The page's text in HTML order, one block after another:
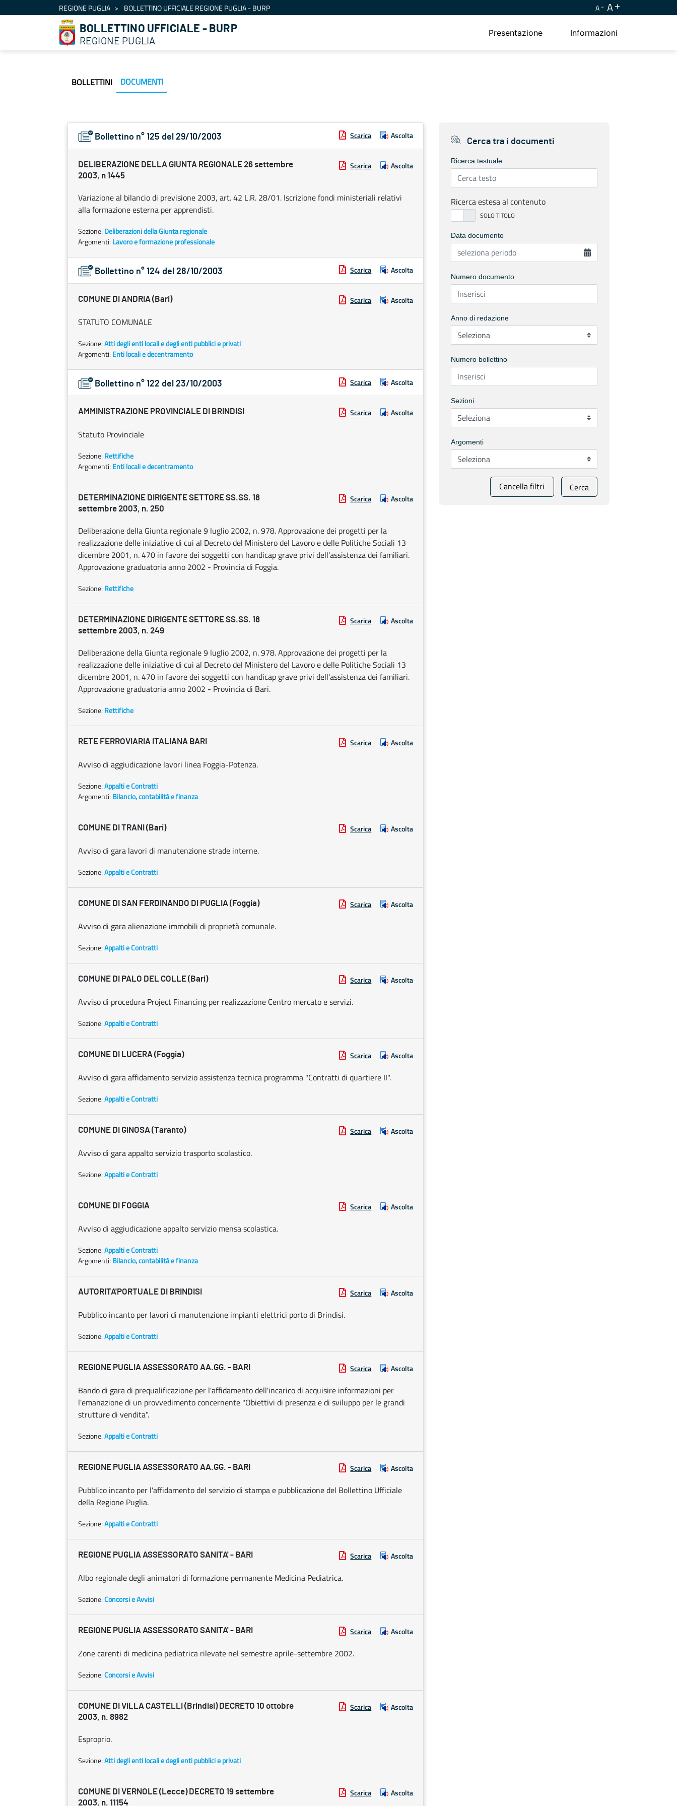
Salta al contenutoREGIONE PUGLIA BOLLETTINO UFFICIALE REGIONE PUGLIA - BURP A A
BOLLETTINO UFFICIALE - BURP
REGIONE PUGLIA
Presentazione Informazioni
BOLLETTINI DOCUMENTI
Bollettino n° 125 del 29/10/2003 Scarica Ascolta
DELIBERAZIONE DELLA GIUNTA REGIONALE 26 settembre
2003, n 1445
Scarica Ascolta
Variazione al bilancio di previsione 2003, art. 42 L.R. 28/01. Iscrizione fondi ministeriali relativi
alla formazione esterna per apprendisti.
Sezione: Deliberazioni della Giunta regionale
Argomenti: Lavoro e formazione professionale
Bollettino n° 124 del 28/10/2003 Scarica Ascolta
COMUNE DI ANDRIA (Bari) Scarica Ascolta
STATUTO COMUNALE
Sezione:Atti degli enti locali e degli enti pubblici e privati
Argomenti: Enti locali e decentramento
Bollettino n° 122 del 23/10/2003 Scarica Ascolta
AMMINISTRAZIONE PROVINCIALE DI BRINDISI Scarica Ascolta
Statuto Provinciale
Sezione: Rettifiche
Argomenti: Enti locali e decentramento
DETERMINAZIONE DIRIGENTE SETTORE SS.SS. 18
settembre 2003, n. 250
Scarica Ascolta
Deliberazione della Giunta regionale 9 luglio 2002, n. 978. Approvazione dei progetti per la
realizzazione delle iniziative di cui al Decreto del Ministero del Lavoro e delle Politiche Sociali 13
dicembre 2001, n. 470 in favore dei soggetti con handicap grave privi dell'assistenza dei familiari.
Approvazione graduatoria anno 2002 - Provincia di Foggia.
Sezione: Rettifiche
DETERMINAZIONE DIRIGENTE SETTORE SS.SS. 18
settembre 2003, n. 249
Scarica Ascolta
Deliberazione della Giunta regionale 9 luglio 2002, n. 978. Approvazione dei progetti per la
realizzazione delle iniziative di cui al Decreto del Ministero del Lavoro e delle Politiche Sociali 13
dicembre 2001, n. 470 in favore dei soggetti con handicap grave privi dell'assistenza dei familiari.
Approvazione graduatoria anno 2002 - Provincia di Bari.
Sezione: Rettifiche
RETE FERROVIARIA ITALIANA BARI Scarica Ascolta
Avviso di aggiudicazione lavori linea Foggia-Potenza.
Sezione:Appalti e Contratti
Argomenti: Bilancio, contabilità e finanza
COMUNE DI TRANI (Bari) Scarica Ascolta
Avviso di gara lavori di manutenzione strade interne.
Sezione:Appalti e Contratti
COMUNE DI SAN FERDINANDO DI PUGLIA (Foggia) Scarica Ascolta
Avviso di gara alienazione immobili di proprietà comunale.
Sezione:Appalti e Contratti
COMUNE DI PALO DEL COLLE (Bari) Scarica Ascolta
Avviso di procedura Project Financing per realizzazione Centro mercato e servizi.
Sezione:Appalti e Contratti
COMUNE DI LUCERA (Foggia) Scarica Ascolta
Avviso di gara affidamento servizio assistenza tecnica programma "Contratti di quartiere II".
Sezione:Appalti e Contratti
COMUNE DI GINOSA (Taranto) Scarica Ascolta
Avviso di gara appalto servizio trasporto scolastico.
Sezione:Appalti e Contratti
COMUNE DI FOGGIA Scarica Ascolta
Avviso di aggiudicazione appalto servizio mensa scolastica.
Sezione:Appalti e Contratti
Argomenti: Bilancio, contabilità e finanza
AUTORITA'PORTUALE DI BRINDISI Scarica Ascolta
Pubblico incanto per lavori di manutenzione impianti elettrici porto di Brindisi.
Sezione:Appalti e Contratti
REGIONE PUGLIA ASSESSORATO AA.GG. - BARI Scarica Ascolta
Bando di gara di prequalificazione per l'affidamento dell'incarico di acquisire informazioni per
l'emanazione di un provvedimento concernente "Obiettivi di presenza e di sviluppo per le grandi
strutture di vendita".
Sezione:Appalti e Contratti
REGIONE PUGLIA ASSESSORATO AA.GG. - BARI Scarica Ascolta
Pubblico incanto per l'affidamento del servizio di stampa e pubblicazione del Bollettino Ufficiale
della Regione Puglia.
Sezione:Appalti e Contratti
REGIONE PUGLIA ASSESSORATO SANITA' - BARI Scarica Ascolta
Albo regionale degli animatori di formazione permanente Medicina Pediatrica.
Sezione:Concorsi e Avvisi
REGIONE PUGLIA ASSESSORATO SANITA' - BARI Scarica Ascolta
Zone carenti di medicina pediatrica rilevate nel semestre aprile-settembre 2002.
Sezione:Concorsi e Avvisi
COMUNE DI VILLA CASTELLI (Brindisi) DECRETO 10 ottobre
2003, n. 8982
Scarica Ascolta
Esproprio.
Sezione:Atti degli enti locali e degli enti pubblici e privati
COMUNE DI VERNOLE (Lecce) DECRETO 19 settembre
2003, n. 11154
Scarica Ascolta
Cerca tra i documenti
Ricerca testuale
Ricerca estesa al contenuto
Data documento
Numero documento
Anno di redazione
Numero bollettino
Sezioni
Argomenti
Cancella filtri Cerca